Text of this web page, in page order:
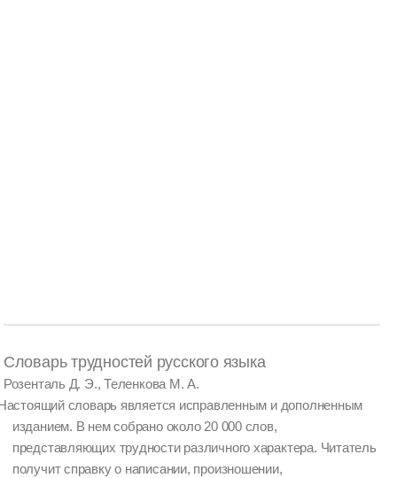
Словарь трудностей русского языка
Розенталь Д. Э., Теленкова М. А.
словарь является исправленным и дополненным
изданием. В нем собрано около 20 000 слов,
представляющих трудности различного характера. Читатель
получит справку о написании, произношении,